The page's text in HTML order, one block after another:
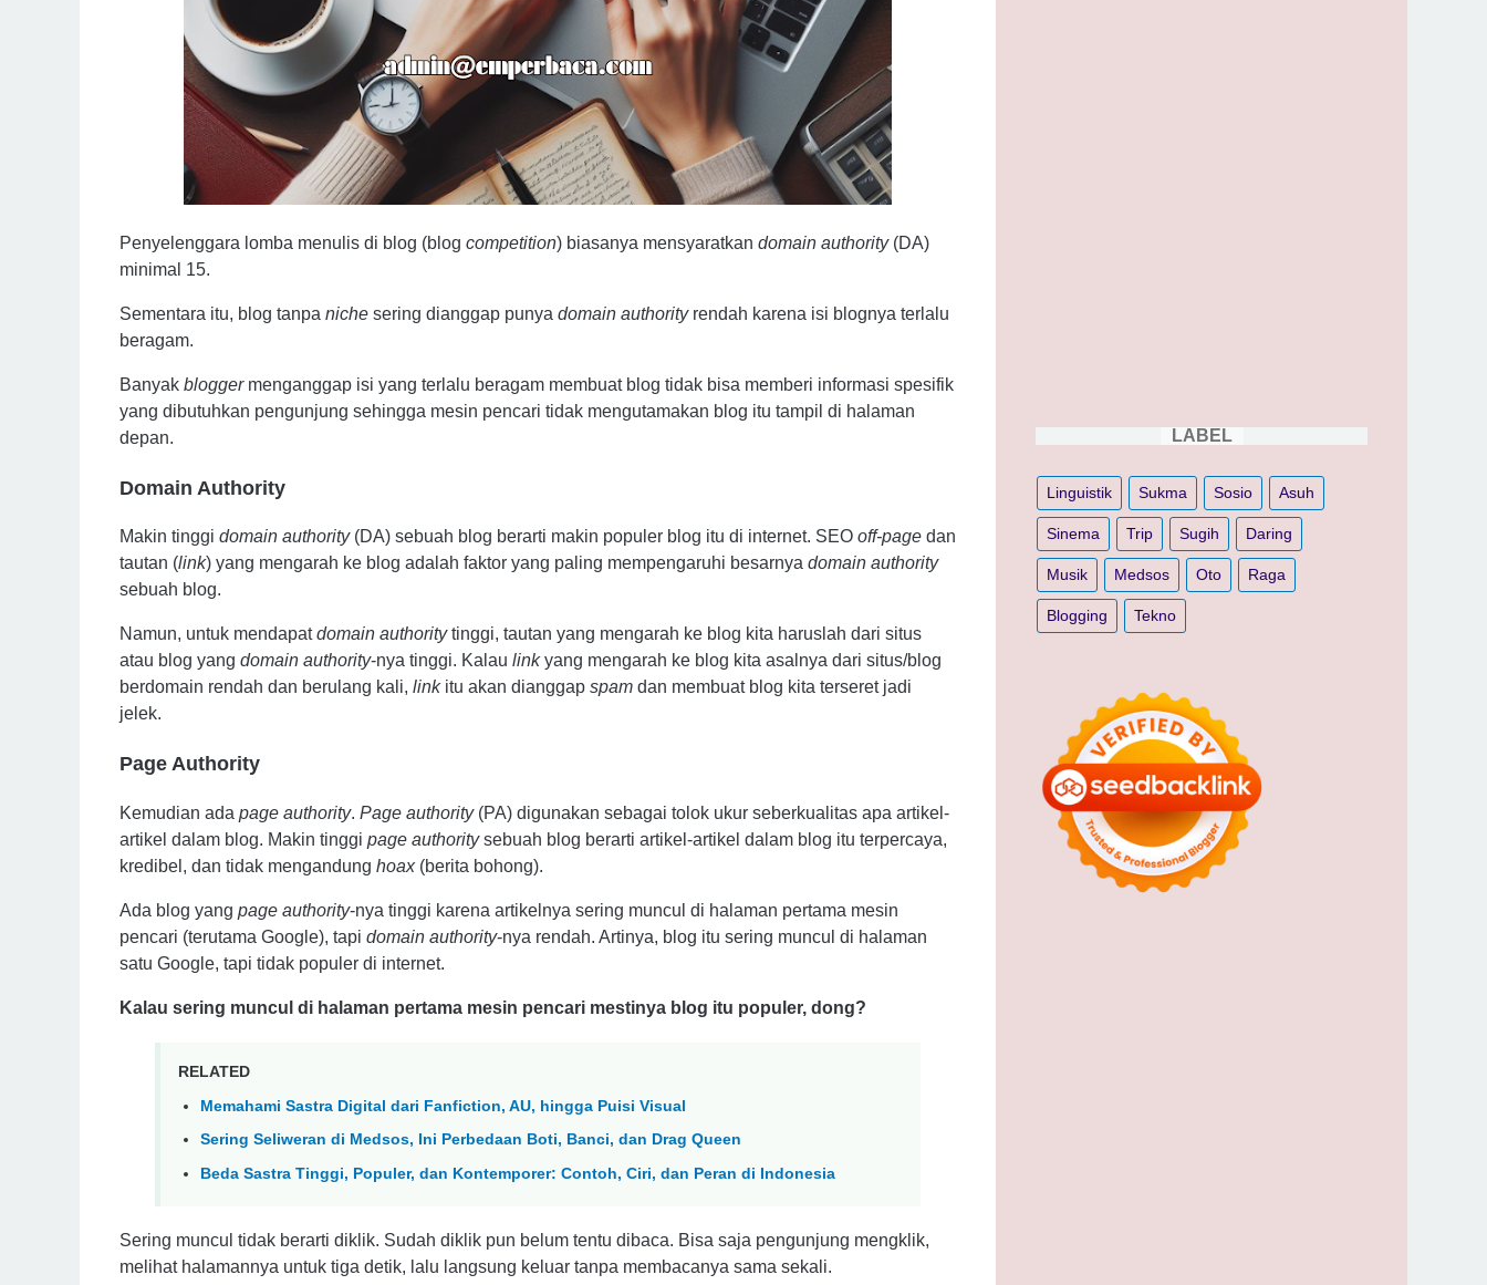
Penyelenggara lomba menulis di blog (blog competition) biasanya mensyaratkan domain authority(DA)
minimal 15.
Sementara itu, blog tanpa niche sering dianggap punya domain authorityrendah karena isi blognya terlalu
beragam.
Banyak bloggermenganggap isi yang terlalu beragam membuat blog tidak bisa memberi informasi spesifik
yang dibutuhkan pengunjung sehingga mesin pencari tidak mengutamakan blog itu tampil di halaman
depan.
Domain Authority
Makin tinggi domain authority (DA) sebuah blog berarti makin populer blog itu di internet. SEO off-page dan
tautan (link) yang mengarah ke blog adalah faktor yang paling mempengaruhi besarnya domain authority
sebuah blog.
Namun, untuk mendapatdomain authoritytinggi, tautan yang mengarah ke blog kita haruslah dari situs
atau blog yang domain authority-nya tinggi. Kalau linkyang mengarah ke blog kita asalnya dari situs/blog
berdomain rendah dan berulang kali, linkitu akan dianggap spam dan membuat blog kita terseret jadi
jelek.
Page Authority
Kemudian ada page authority. Page authority(PA) digunakan sebagai tolok ukur seberkualitas apa artikel-
artikel dalam blog. Makin tinggi page authoritysebuah blog berarti artikel-artikel dalam blog itu terpercaya,
kredibel, dan tidak mengandung hoax(berita bohong).
Ada blog yang page authority-nya tinggi karena artikelnya sering muncul di halaman pertama mesin
pencari (terutama Google), tapi domain authority-nya rendah. Artinya, blog itu sering muncul di halaman
satu Google, tapi tidak populer di internet.
Kalau sering muncul di halaman pertama mesin pencari mestinya blog itu populer, dong?
RELATED
Memahami Sastra Digital dari Fanfiction, AU, hingga Puisi Visual
Sering Seliweran di Medsos, Ini Perbedaan Boti, Banci, dan Drag Queen
Beda Sastra Tinggi, Populer, dan Kontemporer: Contoh, Ciri, dan Peran di Indonesia
Sering muncul tidak berarti diklik. Sudah diklik pun belum tentu dibaca. Bisa saja pengunjung mengklik,
melihat halamannya untuk tiga detik, lalu langsung keluar tanpa membacanya sama sekali.
LABEL
Linguistik Sukma Sosio Asuh
Sinema Trip Sugih Daring
Musik Medsos Oto Raga
Blogging Tekno